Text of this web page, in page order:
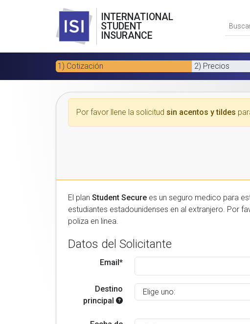
INTERNATIONAL
STUDENT
INSURANCE
1) Cotización 2) Precios
Por favor llene la solicitud sin acentos y tildes
El plan Student Secure es un seguro medico para estudiantes
estudiantes estadounidenses en al extranjero. Por favor, introduzca sus datos a continuacion para recibir un presupuesto gratuito y luego comprar una
poliza en linea.
Datos del Solicitante
Email*
Destino
principal